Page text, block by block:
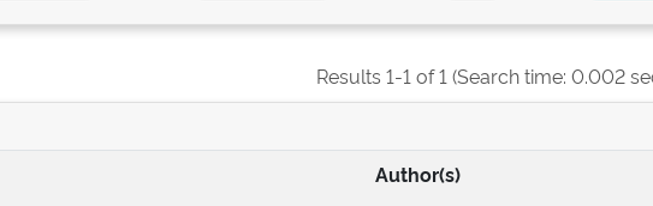
Results 1-1 of 1 (Search time: 0.002
Author(s)